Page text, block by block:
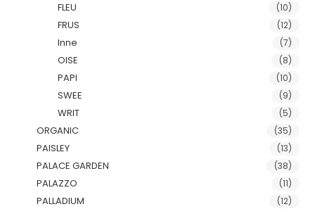
FLEU (10)
FRUS (12)
Inne (7)
OISE (8)
PAPI (10)
SWEE (9)
WRIT (5)
ORGANIC (35)
PAISLEY (13)
PALACE GARDEN (38)
PALAZZO (11)
PALLADIUM (12)